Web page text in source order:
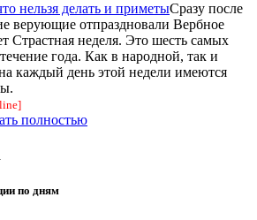
Сразу после
верующие отпраздновали Вербное
Страстная неделя. Это шесть самых
года. Как в народной, так и
каждый день этой недели имеются
полностью
по дням